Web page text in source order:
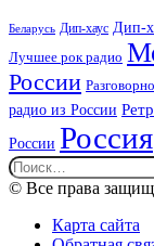
Беларусь Дип-хаус Дип-
Лучшее рок радио
России
радио из России
России Россия
Найти:
© Все права
Карта сайта